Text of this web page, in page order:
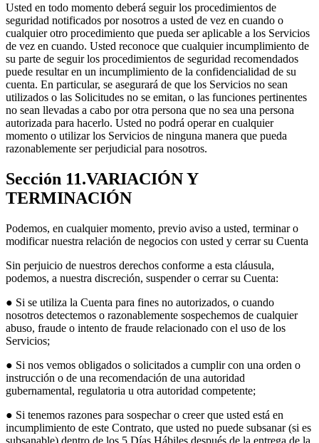
Usted en todo momento deberá seguir los procedimientos de
seguridad notificados por nosotros a usted de vez en cuando o
cualquier otro procedimiento que pueda ser aplicable a los Servicios
de vez en cuando. Usted reconoce que cualquier incumplimiento de
su parte de seguir los procedimientos de seguridad recomendados
puede resultar en un incumplimiento de la confidencialidad de su
cuenta. En particular, se asegurará de que los Servicios no sean
utilizados o las Solicitudes no se emitan, o las funciones pertinentes
no sean llevadas a cabo por otra persona que no sea una persona
autorizada para hacerlo. Usted no podrá operar en cualquier
momento o utilizar los Servicios de ninguna manera que pueda
razonablemente ser perjudicial para nosotros.
Sección 11.VARIACIÓN Y
TERMINACIÓN
Podemos, en cualquier momento, previo aviso a usted, terminar o
modificar nuestra relación de negocios con usted y cerrar su Cuenta
Sin perjuicio de nuestros derechos conforme a esta cláusula,
podemos, a nuestra discreción, suspender o cerrar su Cuenta:
● Si se utiliza la Cuenta para fines no autorizados, o cuando
nosotros detectemos o razonablemente sospechemos de cualquier
abuso, fraude o intento de fraude relacionado con el uso de los
Servicios;
● Si nos vemos obligados o solicitados a cumplir con una orden o
instrucción o de una recomendación de una autoridad
gubernamental, regulatoria u otra autoridad competente;
● Si tenemos razones para sospechar o creer que usted está en
incumplimiento de este Contrato, que usted no puede subsanar (si es
subsanable) dentro de los 5 Días Hábiles después de la entrega de la